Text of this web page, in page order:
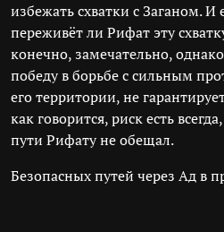
избежать схватки с Заганом. И
переживёт ли Рифат эту
конечно, замечательно,
победу в борьбе с сильным
его территории, не
как говорится, риск есть
пути Рифату не обещал.
Безопасных путей через Ад в